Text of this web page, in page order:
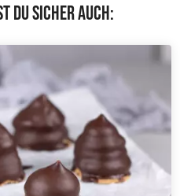
du sicher auch: